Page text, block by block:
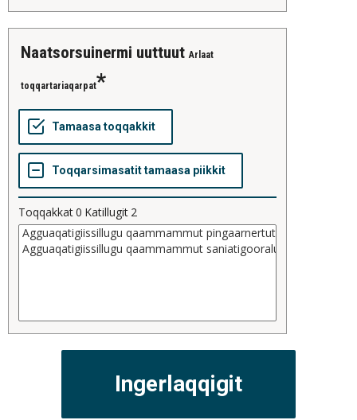
naatsorsuinermi uuttuut Arlaat
toqqartariaqarpat
Toqqakkat0 Katillugit 2